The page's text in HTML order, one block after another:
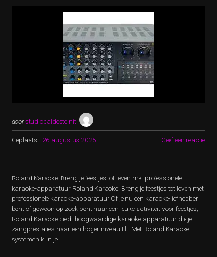
doorstudiobaldesteinit
Geplaatst: 26 augustus 2025 Geef een reactie
Roland Karaoke: Breng je feestjes tot leven met professionele
karaoke-apparatuur Roland Karaoke: Breng je feestjes tot leven met
professionele karaoke-apparatuur Of je nu een karaoke-liefhebber
bent of gewoon op zoek bent naar een leuke activiteit voor feestjes,
Roland Karaoke biedt hoogwaardige karaoke-apparatuur die je
zangprestaties naar een hoger niveau tilt. Met Roland Karaoke-
systemen kun je …